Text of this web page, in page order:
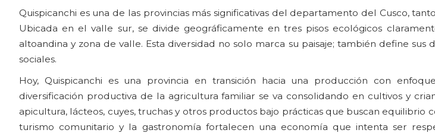
Quispicanchi es una de las provincias más significativas del departamento del Cusco,
Ubicada en el valle sur, se divide geográficamente en tres pisos ecológicos
altoandina y zona de valle. Esta diversidad no solo marca su paisaje; también define sus
sociales.
Hoy, Quispicanchi es una provincia en transición hacia una producción con
diversificación productiva de la agricultura familiar se va consolidando en cultivos y
apicultura, lácteos, cuyes, truchas y otros productos bajo prácticas que buscan equilibrio
turismo comunitario y la gastronomía fortalecen una economía que intenta ser